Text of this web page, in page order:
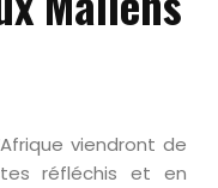
viendront de
réfléchis et en